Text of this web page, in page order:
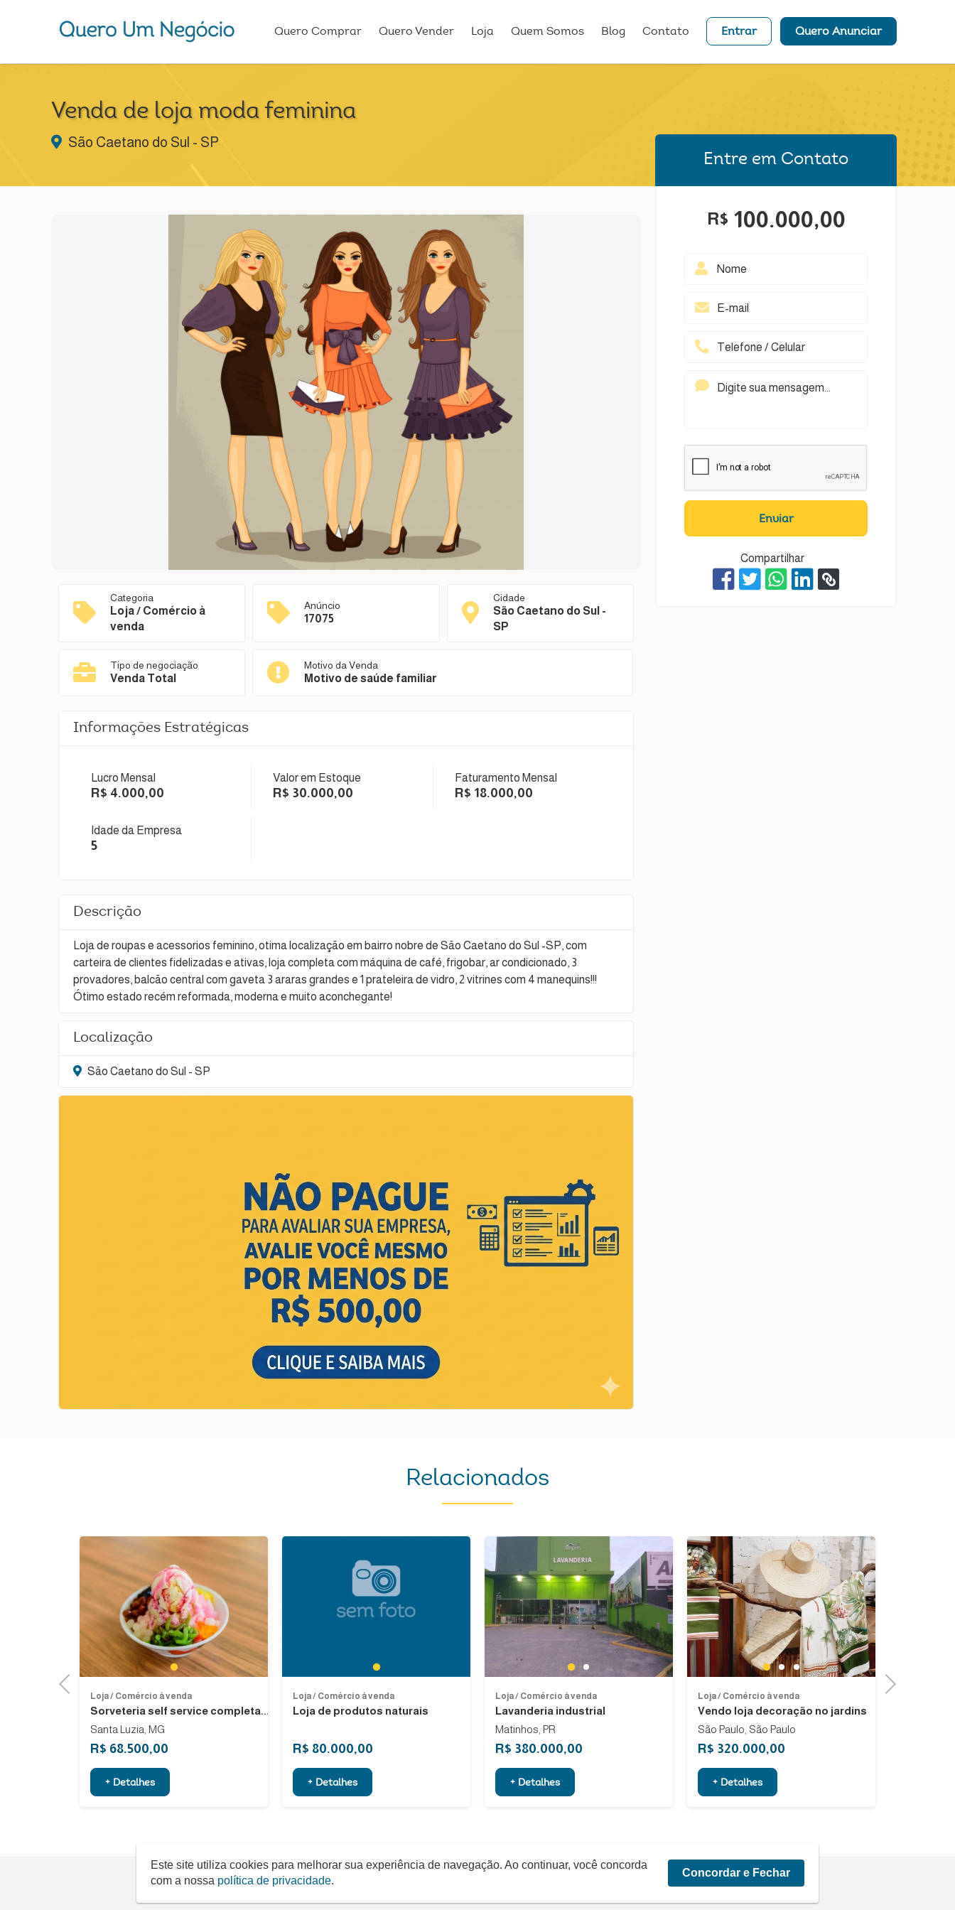
Quero Comprar Quero Vender Loja Quem Somos Blog Contato Entrar Quero Anunciar
Venda de loja moda feminina
São Caetano do Sul - SP
Categoria
Loja / Comércio à
venda
Anúncio
17075
Cidade
São Caetano do Sul -
SP
Tipo de negociação
Venda Total
Motivo da Venda
Motivo de saúde familiar
Informações Estratégicas
Lucro Mensal
R$ 4.000,00
Valor em Estoque
R$ 30.000,00
Faturamento Mensal
R$ 18.000,00
Idade da Empresa
5
Descrição
Loja de roupas e acessorios feminino, otima localização em bairro nobre de São Caetano do Sul -SP, com
carteira de clientes fidelizadas e ativas, loja completa com máquina de café, frigobar, ar condicionado, 3
provadores, balcão central com gaveta 3 araras grandes e 1 prateleira de vidro, 2 vitrines com 4 manequins!!!
Ótimo estado recém reformada, moderna e muito aconchegante!
Localização
São Caetano do Sul - SP
Entre em Contato
R$ 100.000,00
Enviar
Compartilhar
Relacionados
Previous
Next
1
Loja / Comércio à venda
Sorveteria self service completa...
Santa Luzia, MG
R$ 68.500,00
+ Detalhes
1
Loja / Comércio à venda
Loja de produtos naturais
R$ 80.000,00
+ Detalhes
Next
1 2
Loja / Comércio à venda
Lavanderia industrial
Matinhos, PR
R$ 380.000,00
+ Detalhes
Previous
1 2 3
Loja / Comércio à venda
Vendo loja decoração no jardins
São Paulo, São Paulo
R$ 320.000,00
+ Detalhes
Previous
Next
Este site utiliza cookies para melhorar sua experiência de navegação. Ao continuar, você concorda
com a nossa política de privacidade.
Concordar e Fechar